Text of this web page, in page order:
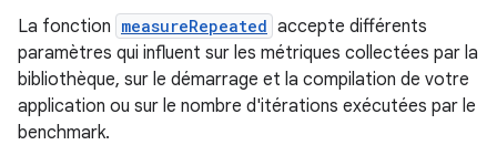
La fonction measureRepeated accepte différents
paramètres qui influent sur les métriques collectées par la
bibliothèque, sur le démarrage et la compilation de votre
application ou sur le nombre d'itérations exécutées par le
benchmark.